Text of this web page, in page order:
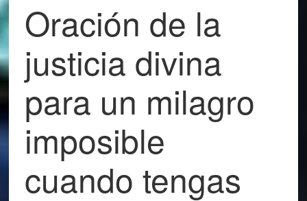
Oración de la
justicia divina
para un milagro
imposible
cuando tengas